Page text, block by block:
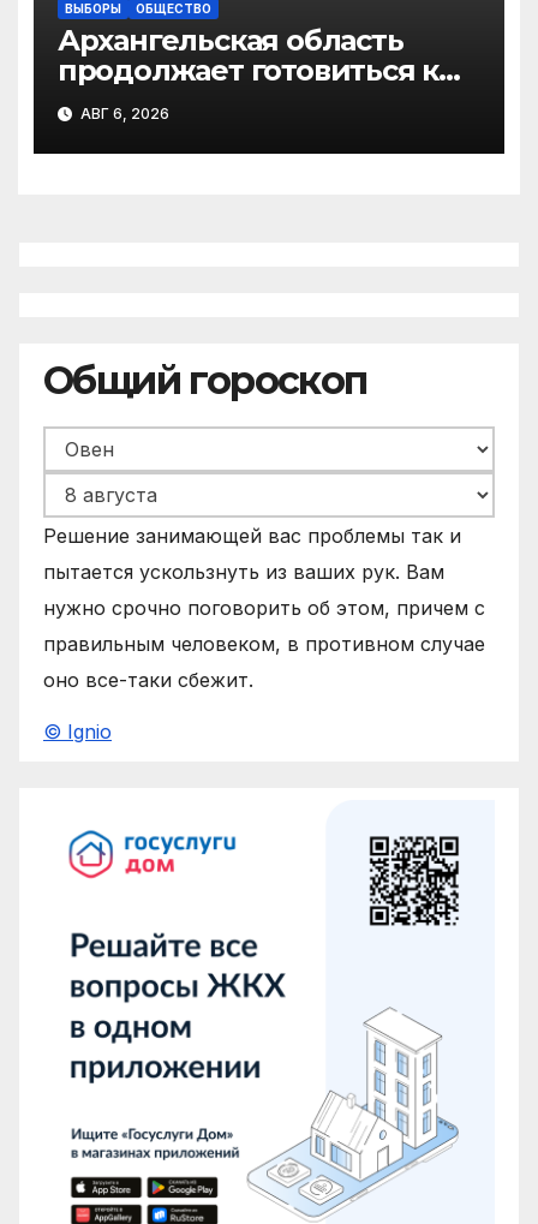
ВЫБОРЫ ОБЩЕСТВО
Архангельская область
продолжает готовиться к
выборам в
Государственную Думу РФ
АВГ 6, 2026
Общий гороскоп
Решение занимающей вас проблемы так и
пытается ускользнуть из ваших рук. Вам
нужно срочно поговорить об этом, причем с
правильным человеком, в противном случае
оно все-таки сбежит.
© Ignio